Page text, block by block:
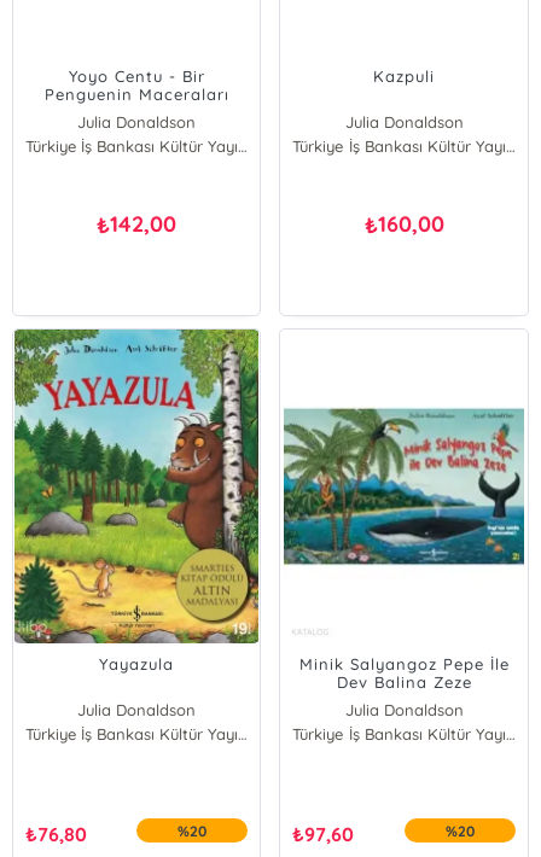
Yoyo Centu - Bir
Penguenin Maceraları
Julia Donaldson
Türkiye İş Bankası Kültür Yayınları
₺142,00
Kazpuli
Julia Donaldson
Türkiye İş Bankası Kültür Yayınları
₺160,00
Yayazula
Julia Donaldson
Türkiye İş Bankası Kültür Yayınları
₺76,80 %20
Minik Salyangoz Pepe İle
Dev Balina Zeze
Julia Donaldson
Türkiye İş Bankası Kültür Yayınları
₺97,60 %20